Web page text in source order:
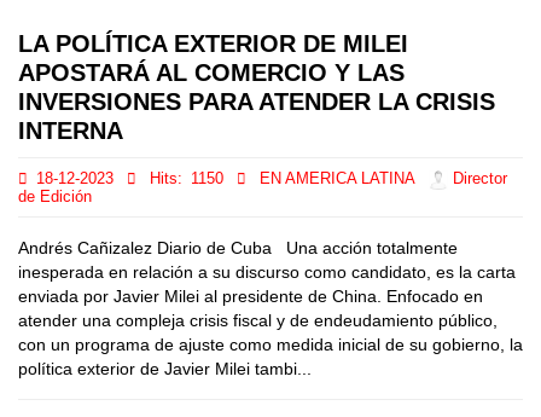
LA POLÍTICA EXTERIOR DE MILEI
APOSTARÁ AL COMERCIO Y LAS
INVERSIONES PARA ATENDER LA CRISIS
INTERNA
18-12-2023 Hits: 1150 EN AMERICA LATINA
Director
de Edición
Andrés Cañizalez Diario de Cuba Una acción totalmente
inesperada en relación a su discurso como candidato, es la carta
enviada por Javier Milei al presidente de China. Enfocado en
atender una compleja crisis fiscal y de endeudamiento público,
con un programa de ajuste como medida inicial de su gobierno, la
política exterior de Javier Milei tambi...